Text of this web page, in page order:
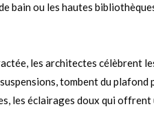
bain ou les hautes
les architectes célèbrent les
tombent du
les éclairages doux qui offrent